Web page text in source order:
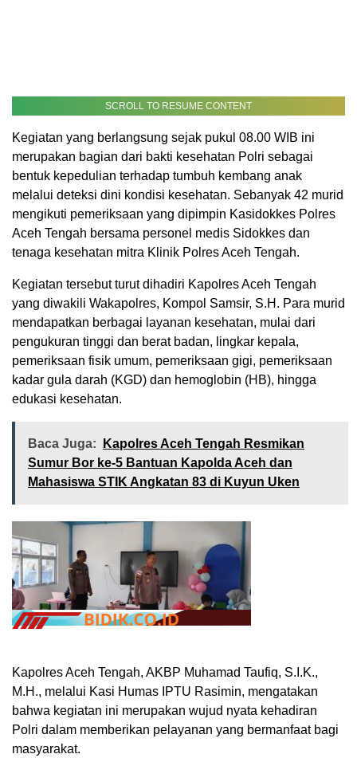
SCROLL TO RESUME CONTENT
Kegiatan yang berlangsung sejak pukul 08.00 WIB ini
merupakan bagian dari bakti kesehatan Polri sebagai
bentuk kepedulian terhadap tumbuh kembang anak
melalui deteksi dini kondisi kesehatan. Sebanyak 42 murid
mengikuti pemeriksaan yang dipimpin Kasidokkes Polres
Aceh Tengah bersama personel medis Sidokkes dan
tenaga kesehatan mitra Klinik Polres Aceh Tengah.
Kegiatan tersebut turut dihadiri Kapolres Aceh Tengah
yang diwakili Wakapolres, Kompol Samsir, S.H. Para murid
mendapatkan berbagai layanan kesehatan, mulai dari
pengukuran tinggi dan berat badan, lingkar kepala,
pemeriksaan fisik umum, pemeriksaan gigi, pemeriksaan
kadar gula darah (KGD) dan hemoglobin (HB), hingga
edukasi kesehatan.
Baca Juga:
Kapolres Aceh Tengah Resmikan
Sumur Bor ke-5 Bantuan Kapolda Aceh dan
Mahasiswa STIK Angkatan 83 di Kuyun Uken
Kapolres Aceh Tengah, AKBP Muhamad Taufiq, S.I.K.,
M.H., melalui Kasi Humas IPTU Rasimin, mengatakan
bahwa kegiatan ini merupakan wujud nyata kehadiran
Polri dalam memberikan pelayanan yang bermanfaat bagi
masyarakat.